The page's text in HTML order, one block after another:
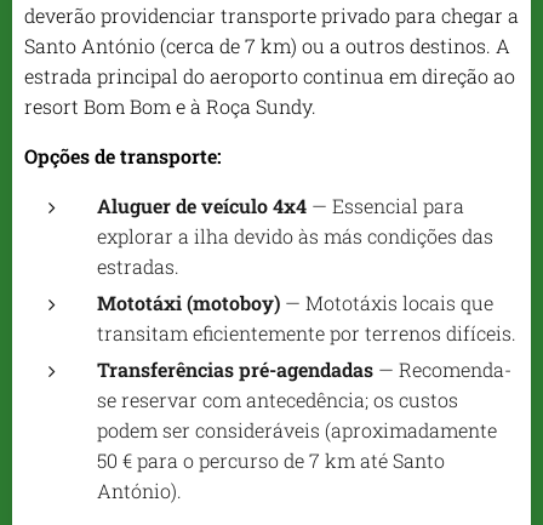
deverão providenciar transporte privado para chegar a
Santo António (cerca de 7 km) ou a outros destinos. A
estrada principal do aeroporto continua em direção ao
resort Bom Bom e à Roça Sundy.
Opções de transporte:
Aluguer de veículo 4x4 — Essencial para
explorar a ilha devido às más condições das
estradas.
Mototáxi (motoboy) — Mototáxis locais que
transitam eficientemente por terrenos difíceis.
Transferências pré-agendadas — Recomenda-
se reservar com antecedência; os custos
podem ser consideráveis ​​(aproximadamente
50 € para o percurso de 7 km até Santo
António).